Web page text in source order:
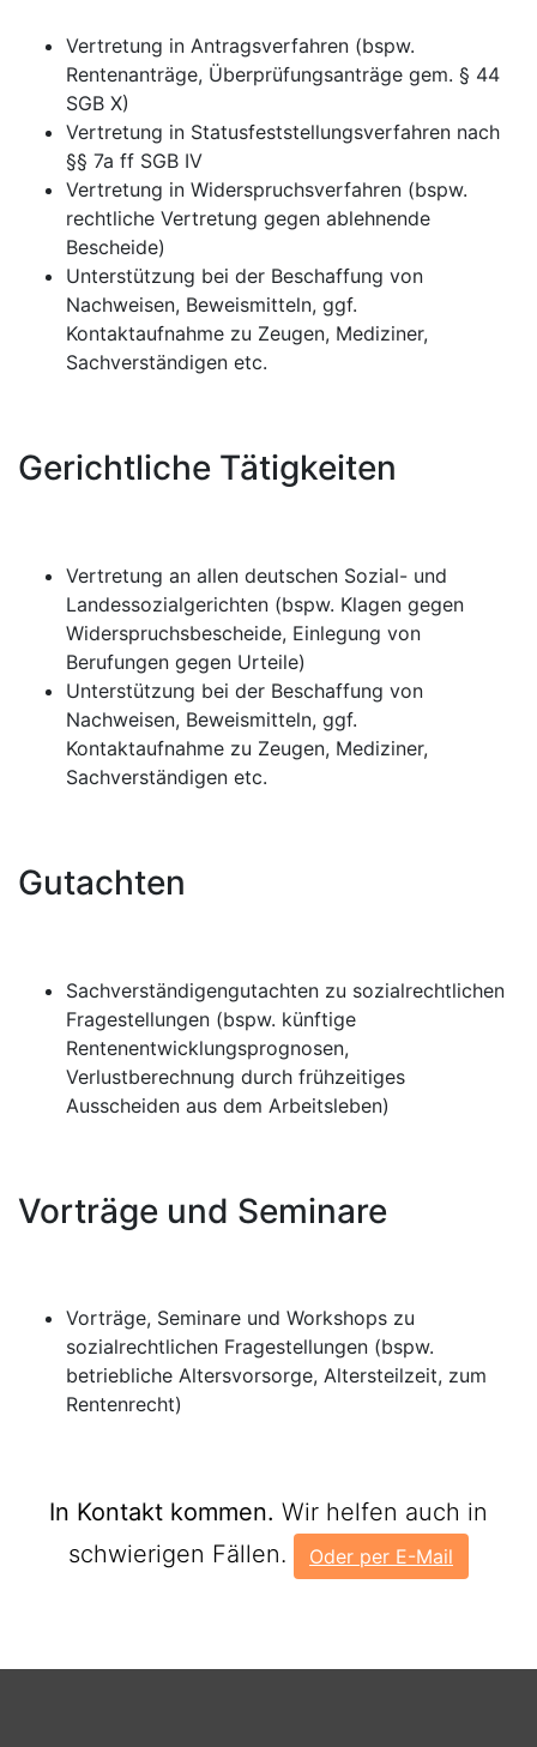
Vertretung in Antragsverfahren (bspw.
Rentenanträge, Überprüfungsanträge gem. § 44
SGB X)
Vertretung in Statusfeststellungsverfahren nach
§§ 7a ff SGB IV
Vertretung in Widerspruchsverfahren (bspw.
rechtliche Vertretung gegen ablehnende
Bescheide)
Unterstützung bei der Beschaffung von
Nachweisen, Beweismitteln, ggf.
Kontaktaufnahme zu Zeugen, Mediziner,
Sachverständigen etc.
Gerichtliche Tätigkeiten
Vertretung an allen deutschen Sozial- und
Landessozialgerichten (bspw. Klagen gegen
Widerspruchsbescheide, Einlegung von
Berufungen gegen Urteile)
Unterstützung bei der Beschaffung von
Nachweisen, Beweismitteln, ggf.
Kontaktaufnahme zu Zeugen, Mediziner,
Sachverständigen etc.
Gutachten
Sachverständigengutachten zu sozialrechtlichen
Fragestellungen (bspw. künftige
Rentenentwicklungsprognosen,
Verlustberechnung durch frühzeitiges
Ausscheiden aus dem Arbeitsleben)
Vorträge und Seminare
Vorträge, Seminare und Workshops zu
sozialrechtlichen Fragestellungen (bspw.
betriebliche Altersvorsorge, Altersteilzeit, zum
Rentenrecht)
In Kontakt kommen. Wir helfen auch in
schwierigen Fällen.
Oder per E-Mail